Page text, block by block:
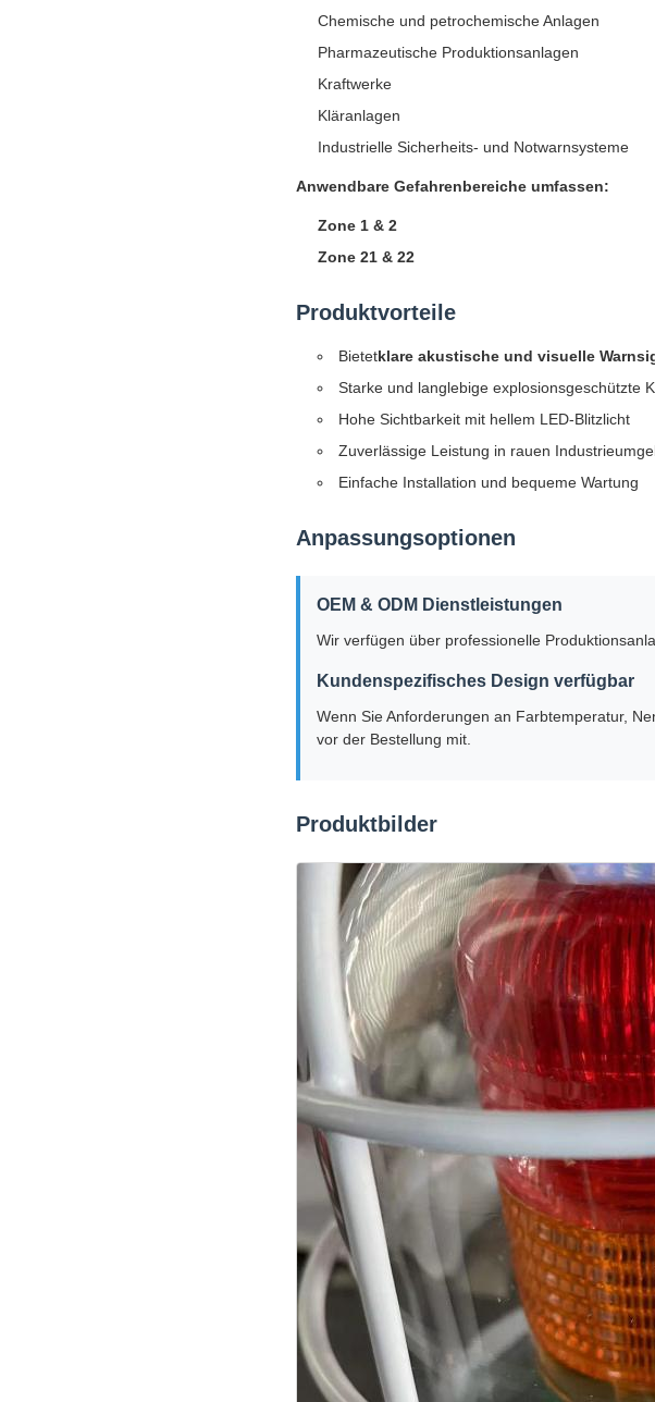
Chemische und petrochemische Anlagen
Pharmazeutische Produktionsanlagen
Kraftwerke
Kläranlagen
Industrielle Sicherheits- und Notwarnsysteme
Anwendbare Gefahrenbereiche umfassen:
Zone 1 & 2
Zone 21 & 22
Produktvorteile
Bietetklare akustische und visuelle
Starke und langlebige explosionsgeschützte
Hohe Sichtbarkeit mit hellem LED-Blitzlicht
Zuverlässige Leistung in rauen
Einfache Installation und bequeme Wartung
Anpassungsoptionen
OEM & ODM Dienstleistungen
Wir verfügen über professionelle
Kundenspezifisches Design verfügbar
Wenn Sie Anforderungen an Farbtemperatur,
vor der Bestellung mit.
Produktbilder